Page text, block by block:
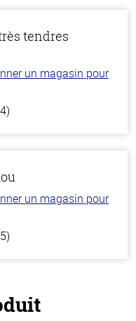
tendres
un magasin pour
un magasin pour